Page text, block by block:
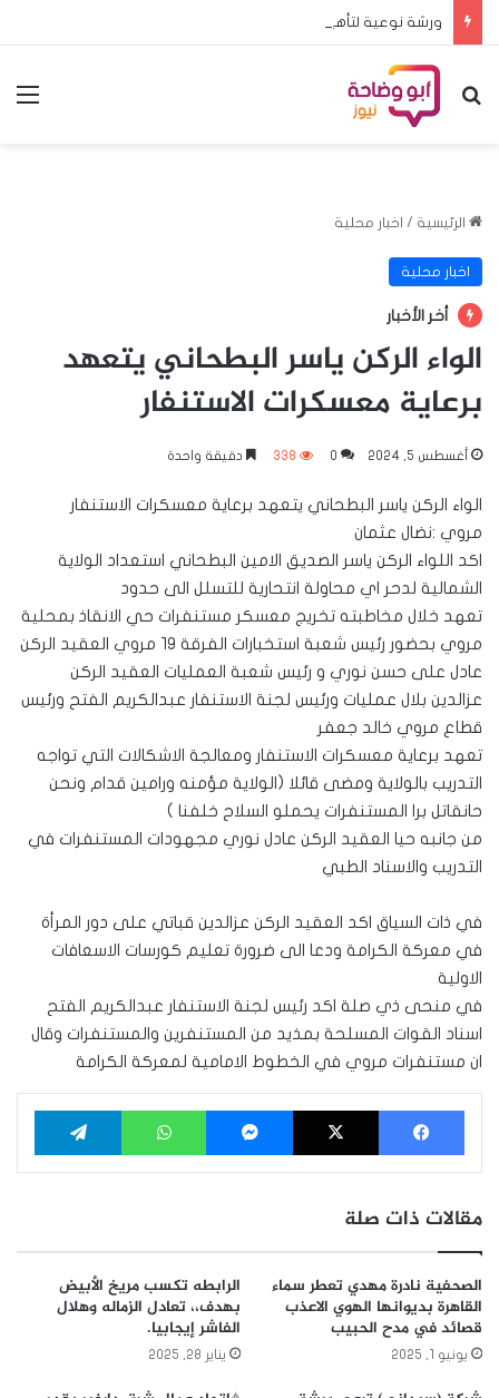
بحث عن
الرئيسية / اخبار محلية
اخبار محلية
أخر الأخبار
الواء الركن ياسر البطحاني يتعهد
برعاية معسكرات الاستنفار
أغسطس 5, 2024 0
338 دقيقة واحدة
الواء الركن ياسر البطحاني يتعهد برعاية معسكرات الاستنفار
مروي :نضال عثمان
اكد اللواء الركن ياسر الصديق الامين البطحاني استعداد الولاية
الشمالية لدحر اي محاولة انتحارية للتسلل الى حدود
تعهد خلال مخاطبته تخريج معسكر مستنفرات حي الانقاذ بمحلية
مروي بحضور رئيس شعبة استخبارات الفرقة ١٩ مروي العقيد الركن
عادل على حسن نوري و رئيس شعبة العمليات العقيد الركن
عزالدين بلال عمليات ورئيس لجنة الاستنفار عبدالكريم الفتح ورئيس
قطاع مروي خالد جعفر
تعهد برعاية معسكرات الاستنفار ومعالجة الاشكالات التي تواجه
التدريب بالولاية ومضى قائلا (الولاية مؤمنه ورامين قدام ونحن
حانقاتل برا المستنفرات يحملو السلاح خلفنا )
من جانبه حيا العقيد الركن عادل نوري مجهودات المستنفرات في
التدريب والاسناد الطبي
في ذات السياق اكد العقيد الركن عزالدين قباتي على دور المرأة
في معركة الكرامة ودعا الى ضرورة تعليم كورسات الاسعافات
الاولية
في منحى ذي صلة اكد رئيس لجنة الاستنفار عبدالكريم الفتح
اسناد القوات المسلحة بمذيد من المستنفرين والمستنفرات وقال
ان مستنفرات مروي في الخطوط الامامية لمعركة الكرامة
فيسبوك ‫X ماسنجر واتساب
مقالات ذات صلة
الصحفية نادرة مهدي تعطر سماء
القاهرة بديوانها الهوي الاعذب
قصائد في مدح الحبيب
يونيو 1, 2025
الرابطه تكسب مريخ الأبيض
بهدف،، تعادل الزماله وهلال
الفاشر إيجابيا.
يناير 28, 2025